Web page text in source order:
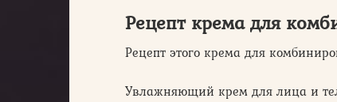
Рецепт крема для
Рецепт этого крема для
Увлажняющий крем для лица и